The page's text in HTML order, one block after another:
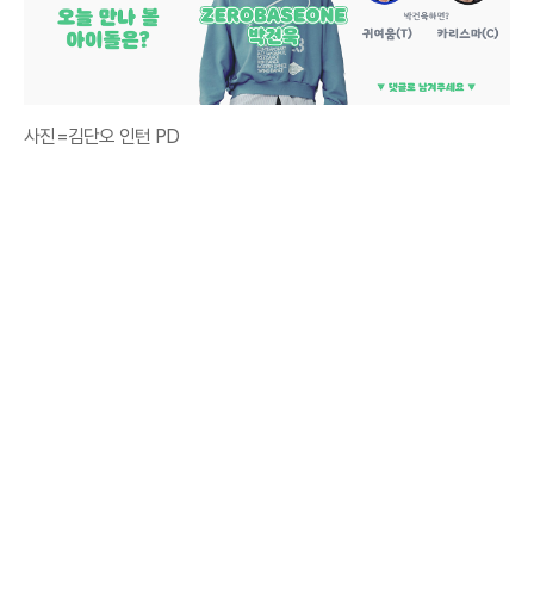
사진=김단오 인턴 PD